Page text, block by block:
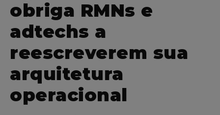
obriga RMNs e
adtechs a
reescreverem sua
arquitetura
operacional